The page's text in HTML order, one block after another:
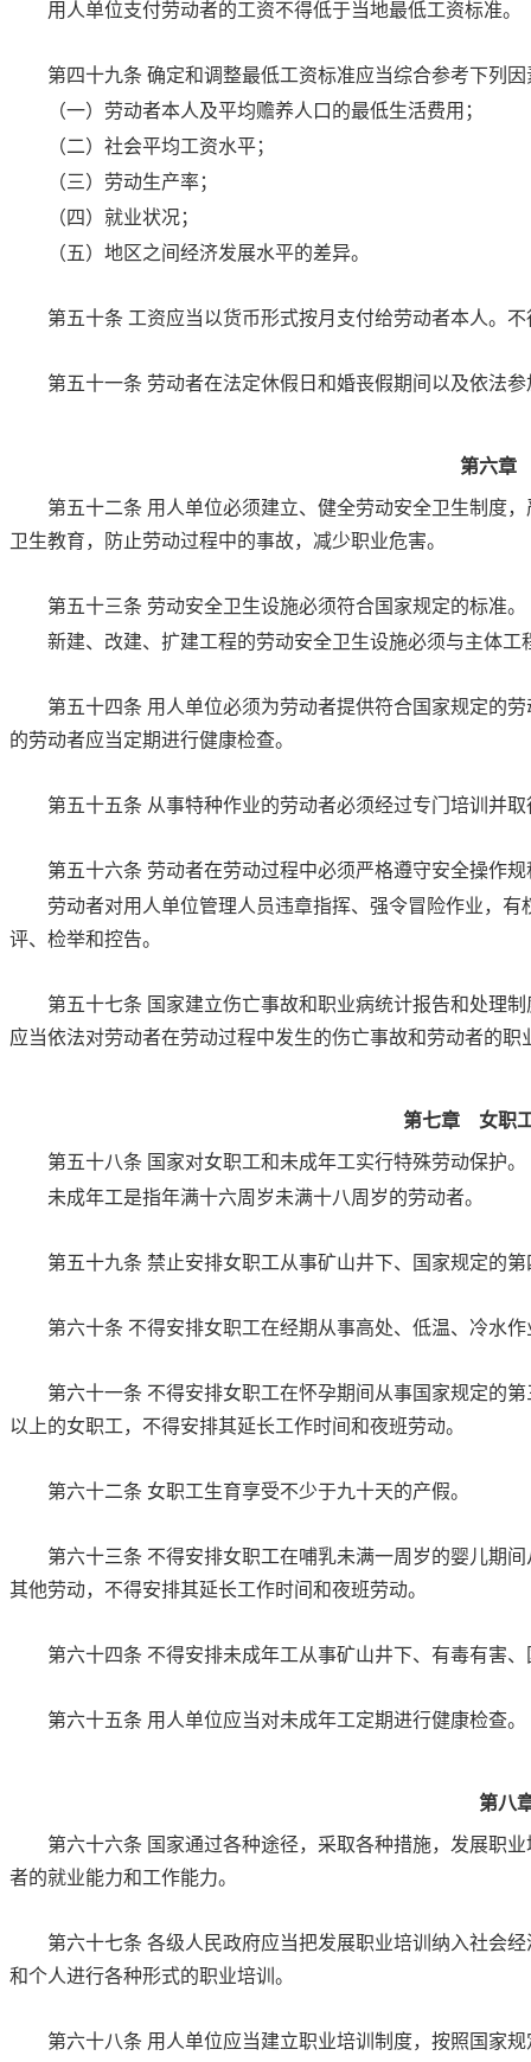
用人单位支付劳动者的工资不得低于当地最低工资标准。
第四十九条 确定和调整最低工资标准应当综合参考下列因
（一）劳动者本人及平均赡养人口的最低生活费用；
（二）社会平均工资水平；
（三）劳动生产率；
（四）就业状况；
（五）地区之间经济发展水平的差异。
第五十条 工资应当以货币形式按月支付给劳动者本人。
第五十一条 劳动者在法定休假日和婚丧假期间以及依法
第六章
第五十二条 用人单位必须建立、健全劳动安全卫生制度
卫生教育，防止劳动过程中的事故，减少职业危害。
第五十三条 劳动安全卫生设施必须符合国家规定的标准。
新建、改建、扩建工程的劳动安全卫生设施必须与主体
第五十四条 用人单位必须为劳动者提供符合国家规定的
的劳动者应当定期进行健康检查。
第五十五条 从事特种作业的劳动者必须经过专门培训并
第五十六条 劳动者在劳动过程中必须严格遵守安全操作规
劳动者对用人单位管理人员违章指挥、强令冒险作业，
评、检举和控告。
第五十七条 国家建立伤亡事故和职业病统计报告和处理
应当依法对劳动者在劳动过程中发生的伤亡事故和劳动者的
第七章 女职
第五十八条 国家对女职工和未成年工实行特殊劳动保护。
未成年工是指年满十六周岁未满十八周岁的劳动者。
第五十九条 禁止安排女职工从事矿山井下、国家规定的
第六十条 不得安排女职工在经期从事高处、低温、冷水
第六十一条 不得安排女职工在怀孕期间从事国家规定的
以上的女职工，不得安排其延长工作时间和夜班劳动。
第六十二条 女职工生育享受不少于九十天的产假。
第六十三条 不得安排女职工在哺乳未满一周岁的婴儿期
其他劳动，不得安排其延长工作时间和夜班劳动。
第六十四条 不得安排未成年工从事矿山井下、有毒有害
第六十五条 用人单位应当对未成年工定期进行健康检查。
第八
第六十六条 国家通过各种途径，采取各种措施，发展职
者的就业能力和工作能力。
第六十七条 各级人民政府应当把发展职业培训纳入社会
和个人进行各种形式的职业培训。
第六十八条 用人单位应当建立职业培训制度，按照国家